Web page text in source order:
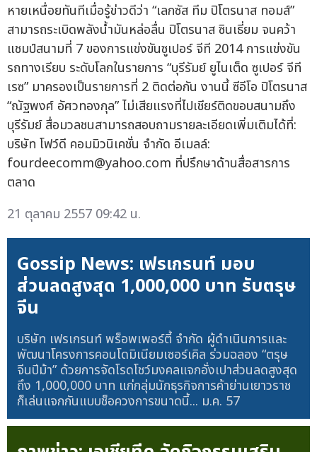
หายเหนื่อยทันทีเมื่อรู้ข่าวดีว่า “เลกซัส ทีม ปิโตรนาส ทอมส์”
สามารถระเบิดพลังน้ำมันหล่อลื่น ปิโตรนาส ซินเธี่ยม จนคว้า
แชมป์สนามที่ 7 ของการแข่งขันซูเปอร์ จีที 2014 การแข่งขัน
รถทางเรียบ ระดับโลกในรายการ “บุรีรัมย์ ยูไนเต็ด ซูเปอร์ จีที
เรซ” มาครองเป็นรายการที่ 2 ติดต่อกัน งานนี้ ซีอีโอ ปิโตรนาส
“ณัฐพงศ์ อัศวทองกุล” ไม่เสียแรงที่ไปเชียร์ติดขอบสนามถึง
บุรีรัมย์ สื่อมวลชนสามารถสอบถามรายละเอียดเพิ่มเติมได้ที่:
บริษัท โฟว์ดี คอมมิวนิเคชั่น จำกัด อีเมลล์:
fourdeecomm@yahoo.com ที่ปรึกษาด้านสื่อสารการ
ตลาด
21 ตุลาคม 2557 09:42 น.
Gossip News: เฟรเกรนท์ มอบ
ส่วนลดสูงสุด 1,000,000 บาท รับตรุษ
จีน
บริษัท เฟรเกรนท์ พร็อพเพอร์ตี้ จำกัด ผู้ดำเนินการและ
พัฒนาโครงการคอนโดมิเนียมเซอร์เคิล ร่วมฉลอง “ตรุษ
จีนปีม้า” ด้วยการจัดโรดโชว์มงคลแจกอั่งเปาส่วนลดสูงสุด
ถึง 1,000,000 บาท แก่กลุ่มนักธุรกิจการค้าย่านเยาวราช
ก็เล่นแจกกันแบบช็อควงการขนาดนี้... ม.ค. 57